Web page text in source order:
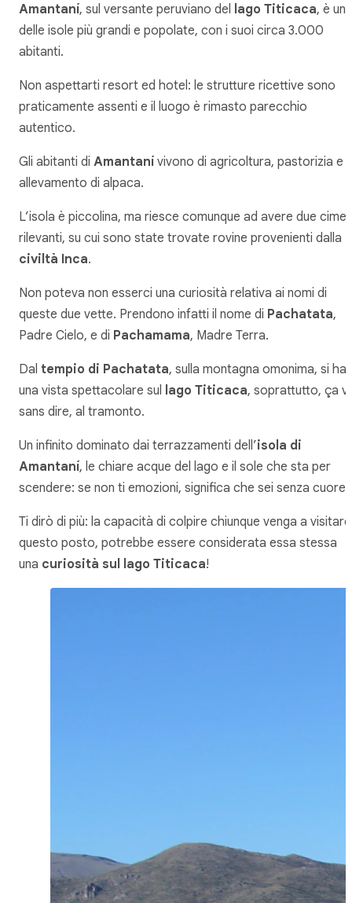
Amantaní, sul versante peruviano del lago Titicaca, è una
delle isole più grandi e popolate, con i suoi circa 3.000
abitanti.
Non aspettarti resort ed hotel: le strutture ricettive sono
praticamente assenti e il luogo è rimasto parecchio
autentico.
Gli abitanti di Amantaní vivono di agricoltura, pastorizia e
allevamento di alpaca.
L’isola è piccolina, ma riesce comunque ad avere due cime
rilevanti, su cui sono state trovate rovine provenienti dalla
civiltà Inca.
Non poteva non esserci una curiosità relativa ai nomi di
queste due vette. Prendono infatti il nome di Pachatata,
Padre Cielo, e di Pachamama, Madre Terra.
Dal tempio di Pachatata, sulla montagna omonima, si ha
una vista spettacolare sul
lago Titicaca, soprattutto, ça
sans dire, al tramonto.
Un infinito dominato dai terrazzamenti dell’isola di
Amantaní, le chiare acque del lago e il sole che sta per
scendere: se non ti emozioni, significa che sei senza cuore!
Ti dirò di più: la capacità di colpire chiunque venga a visitare
questo posto, potrebbe essere considerata essa stessa
una curiosità sul lago Titicaca!